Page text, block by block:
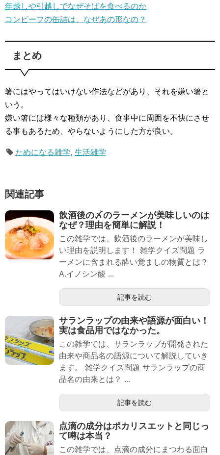
年越しや引越しでなぜそばを食べるのか
コンビーフの缶詰は、なぜあの形なの？
まとめ
箸にはやってはいけない作法などがあり、それを嫌い箸と
いう。
嫌い箸には様々な種類があり、食事中に周囲を不快にさせ
る事もあるため、やらないようにした方が良い。
ためになる雑学, 生活雑学
関連記事
飲酒後の〆のラーメンが美味しいのは
なぜ？理由を簡単に解説！
この雑学では、飲酒後のラーメンが美味し
い理由を説明します！ 雑学クイズ問題 ラ
ーメンに含まれる酔い覚ましの物質とは？
A.イノシン酸 ...
記事を読む
サランラップの由来や語源が面白い！
実は食品用ではなかった。
この雑学では、サランラップが開発された
由来や商品名の語源について解説していき
ます。 雑学クイズ問題 サランラップの商
品名の由来とは？ ...
記事を読む
点滴の成分はポカリスエットと同じっ
て噂は本当？
この雑学では、点滴の成分にまつわる面白